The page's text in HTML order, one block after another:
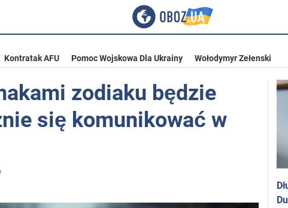
Kontratak AFU Pomoc Wojskowa Dla Ukrainy Wołodymyr Zełenski
zodiaku będzie
się komunikować w